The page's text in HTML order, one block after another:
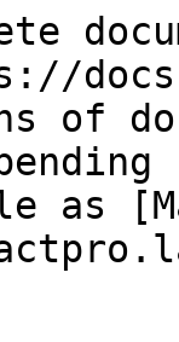
of
as